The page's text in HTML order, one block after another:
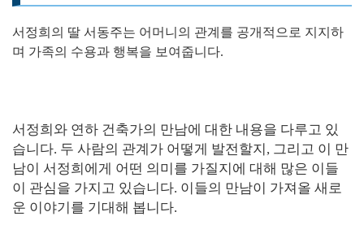
서정희의 딸 서동주는 어머니의 관계를 공개적으로 지지하
며 가족의 수용과 행복을 보여줍니다.
서정희와 연하 건축가의 만남에 대한 내용을 다루고 있
습니다. 두 사람의 관계가 어떻게 발전할지, 그리고 이 만
남이 서정희에게 어떤 의미를 가질지에 대해 많은 이들
이 관심을 가지고 있습니다. 이들의 만남이 가져올 새로
운 이야기를 기대해 봅니다.